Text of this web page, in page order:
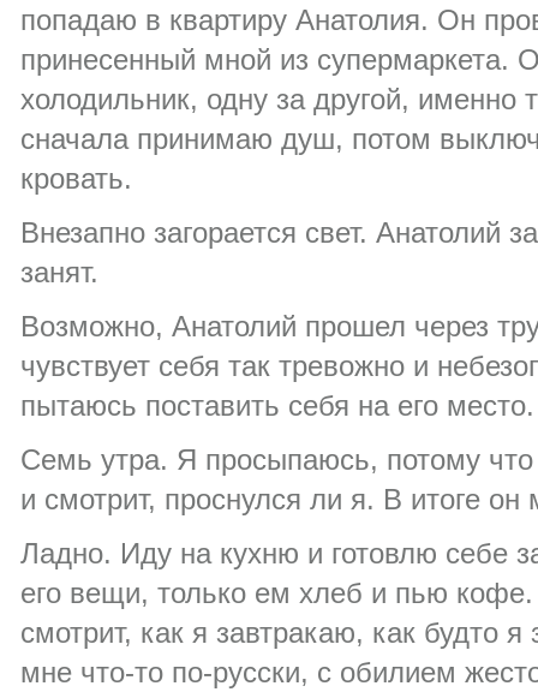
попадаю в квартиру Анатолия. Он
принесенный мной из супермаркета.
холодильник, одну за другой, именно
сначала принимаю душ, потом
кровать.
Внезапно загорается свет. Анатолий
занят.
Возможно, Анатолий прошел через
чувствует себя так тревожно и
пытаюсь поставить себя на его место.
Семь утра. Я просыпаюсь, потому что
и смотрит, проснулся ли я. В итоге он
Ладно. Иду на кухню и готовлю себе
его вещи, только ем хлеб и пью
смотрит, как я завтракаю, как будто
мне что-то по-русски, с обилием